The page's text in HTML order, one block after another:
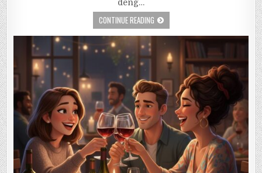
dēng…
CONTINUE READING